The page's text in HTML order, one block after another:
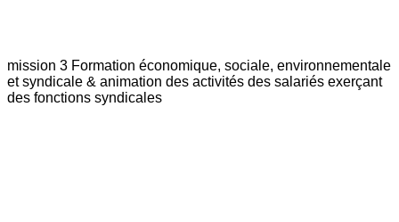
mission 3 Formation économique, sociale, environnementale
et syndicale & animation des activités des salariés exerçant
des fonctions syndicales